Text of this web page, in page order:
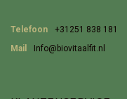
Telefoon
+31251 838 181
Mail
Info@biovitaalfit.nl